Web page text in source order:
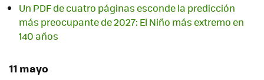
Un PDF de cuatro páginas esconde la predicción
más preocupante de 2027: El Niño más extremo en
140 años
11 mayo